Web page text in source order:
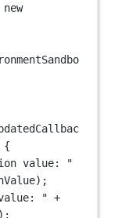
new
{
value: "
" +